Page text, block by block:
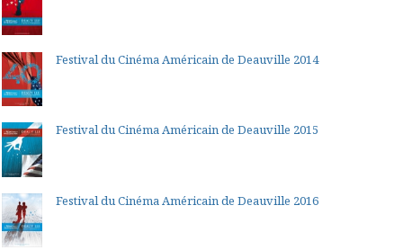
Festival du Cinéma Américain de Deauville 2014
Festival du Cinéma Américain de Deauville 2015
Festival du Cinéma Américain de Deauville 2016